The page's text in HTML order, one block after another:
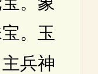
。玉
兵神